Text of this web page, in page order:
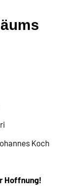
Koch
Hoffnung!